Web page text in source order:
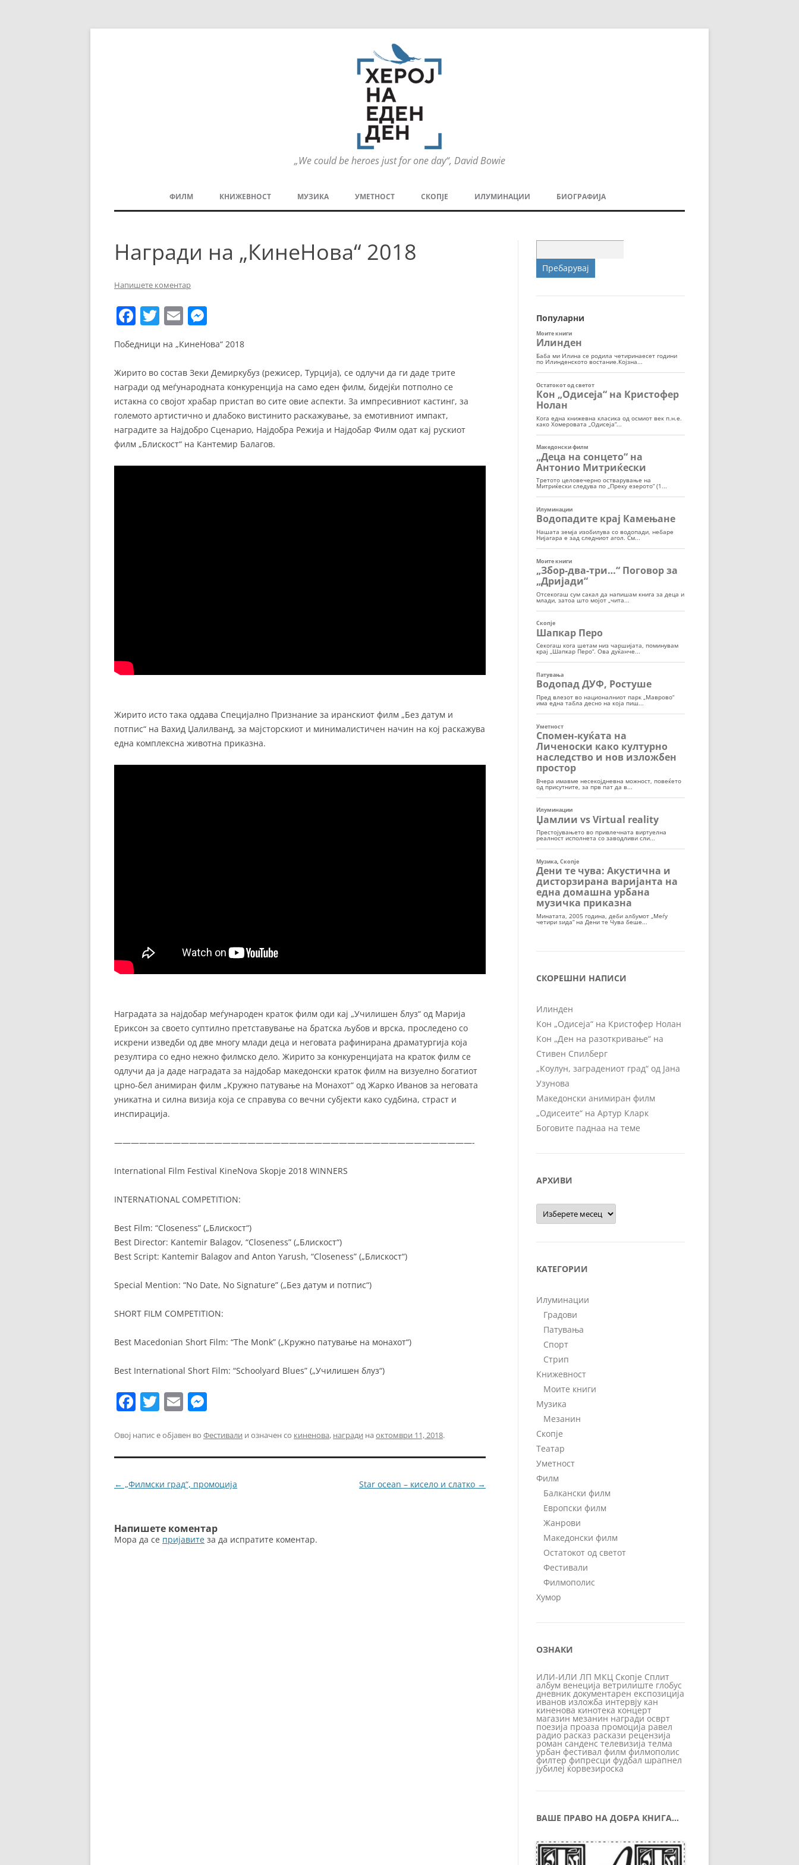
„We could be heroes just for one day“, David Bowie
содржината
ФИЛМ
БАЛКАНСКИ ФИЛМ
ФЕСТИВАЛИ
ФИЛМОПОЛИС
КНИЖЕВНОСТ МУЗИКА УМЕТНОСТ
ТЕАТАР
СКОПЈЕ ИЛУМИНАЦИИ
СПОРТ
БИОГРАФИЈА
Награди на „КинеНова“ 2018
Напишете коментар
F
c
e
b
o
o
k
T
itt
er
E
m
ai
l
ss
e
n
g
er
Победници на „КинеНова“ 2018
Жирито во состав Зеки Демиркубуз (режисер, Турција), се одлучи да ги даде трите
награди од меѓународната конкуренција на само еден филм, бидејќи потполно се
истакна со својот храбар пристап во сите овие аспекти. За импресивниот кастинг, за
големото артистично и длабоко вистинито раскажување, за емотивниот импакт,
наградите за Најдобро Сценарио, Најдобра Режија и Најдобар Филм одат кај рускиот
филм „Блискост“ на Кантемир Балагов.
Жирито исто така оддава Специјално Признание за иранскиот филм „Без датум и
потпис“ на Вахид Џалилванд, за мајсторскиот и минималистичен начин на кој раскажува
една комплексна животна приказна.
Наградата за најдобар меѓународен краток филм оди кај „Училишен блуз“ од Марија
Ериксон за своето суптилно претставување на братска љубов и врска, проследено со
искрени изведби од две многу млади деца и неговата рафинирана драматургија која
резултира со едно нежно филмско дело. Жирито за конкуренцијата на краток филм се
одлучи да ја даде наградата за најдобар македонски краток филм на визуелно богатиот
црно-бел анимиран филм „Кружно патување на Монахот“ од Жарко Иванов за неговата
уникатна и силна визија која се справува со вечни субјекти како судбина, страст и
инспирација.
———————————————————————————————————————————-
International Film Festival KineNova Skopje 2018 WINNERS
INTERNATIONAL COMPETITION:
Best Film: “Closeness” („Блискост“)
Best Director: Kantemir Balagov, “Closeness” („Блискост“)
Best Script: Kantemir Balagov and Anton Yarush, “Closeness” („Блискост“)
Special Mention: “No Date, No Signature” („Без датум и потпис“)
SHORT FILM COMPETITION:
Best Macedonian Short Film: “The Monk” („Кружно патување на монахот“)
Best International Short Film: “Schoolyard Blues” („Училишен блуз“)
F
c
e
b
o
k
T
itt
er
E
ai
l
ss
e
n
g
Овој напис е објавен во Фестивали и означен со киненова, награди на октомври 11, 2018.
Навигација
← „Филмски град“, промоција Star ocean – кисело и слатко →
Напишете коментар
Мора да се пријавите за да испратите коментар.
за:
Популарни
СКОРЕШНИ НАПИСИ
Илинден
Кон „Одисеја“ на Кристофер Нолан
Кон „Ден на разоткривање“ на
Стивен Спилберг
„Коулун, заградениот град“ од Јана
Узунова
Македонски анимиран филм
„Одисеите“ на Артур Кларк
Боговите паднаа на теме
АРХИВИ
Архиви
КАТЕГОРИИ
Илуминации
Градови
Патувања
Спорт
Стрип
Книжевност
Моите книги
Музика
Мезанин
Скопје
Театар
Уметност
Филм
Балкански филм
Европски филм
Жанрови
Македонски филм
Остатокот од светот
Фестивали
Филмополис
Хумор
ОЗНАКИ
ИЛИ-ИЛИ ЛП МКЦ Скопје Сплит
албум венеција ветрилиште глобус
дневник документарен експозиција
иванов изложба интервју кан
киненова кинотека концерт
магазин мезанин награди осврт
поезија проаза промоција равел
радио расказ раскази рецензија
роман санденс телевизија телма
урбан фестивал филм филмополис
филтер фипресци фудбал шрапнел
јубилеј ќорвезироска
ВАШЕ ПРАВО НА ДОБРА КНИГА…